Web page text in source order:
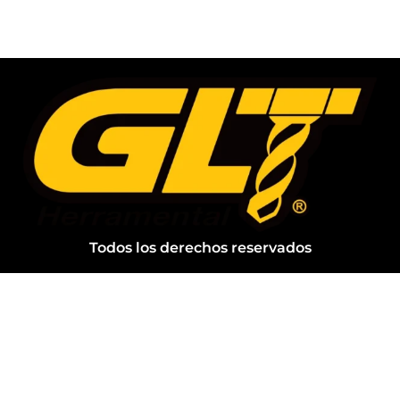
Todos los derechos reservados